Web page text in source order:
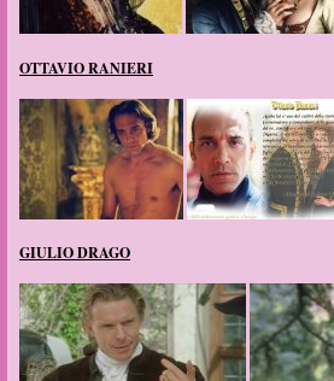
OTTAVIO RANIERI
GIULIO DRAGO